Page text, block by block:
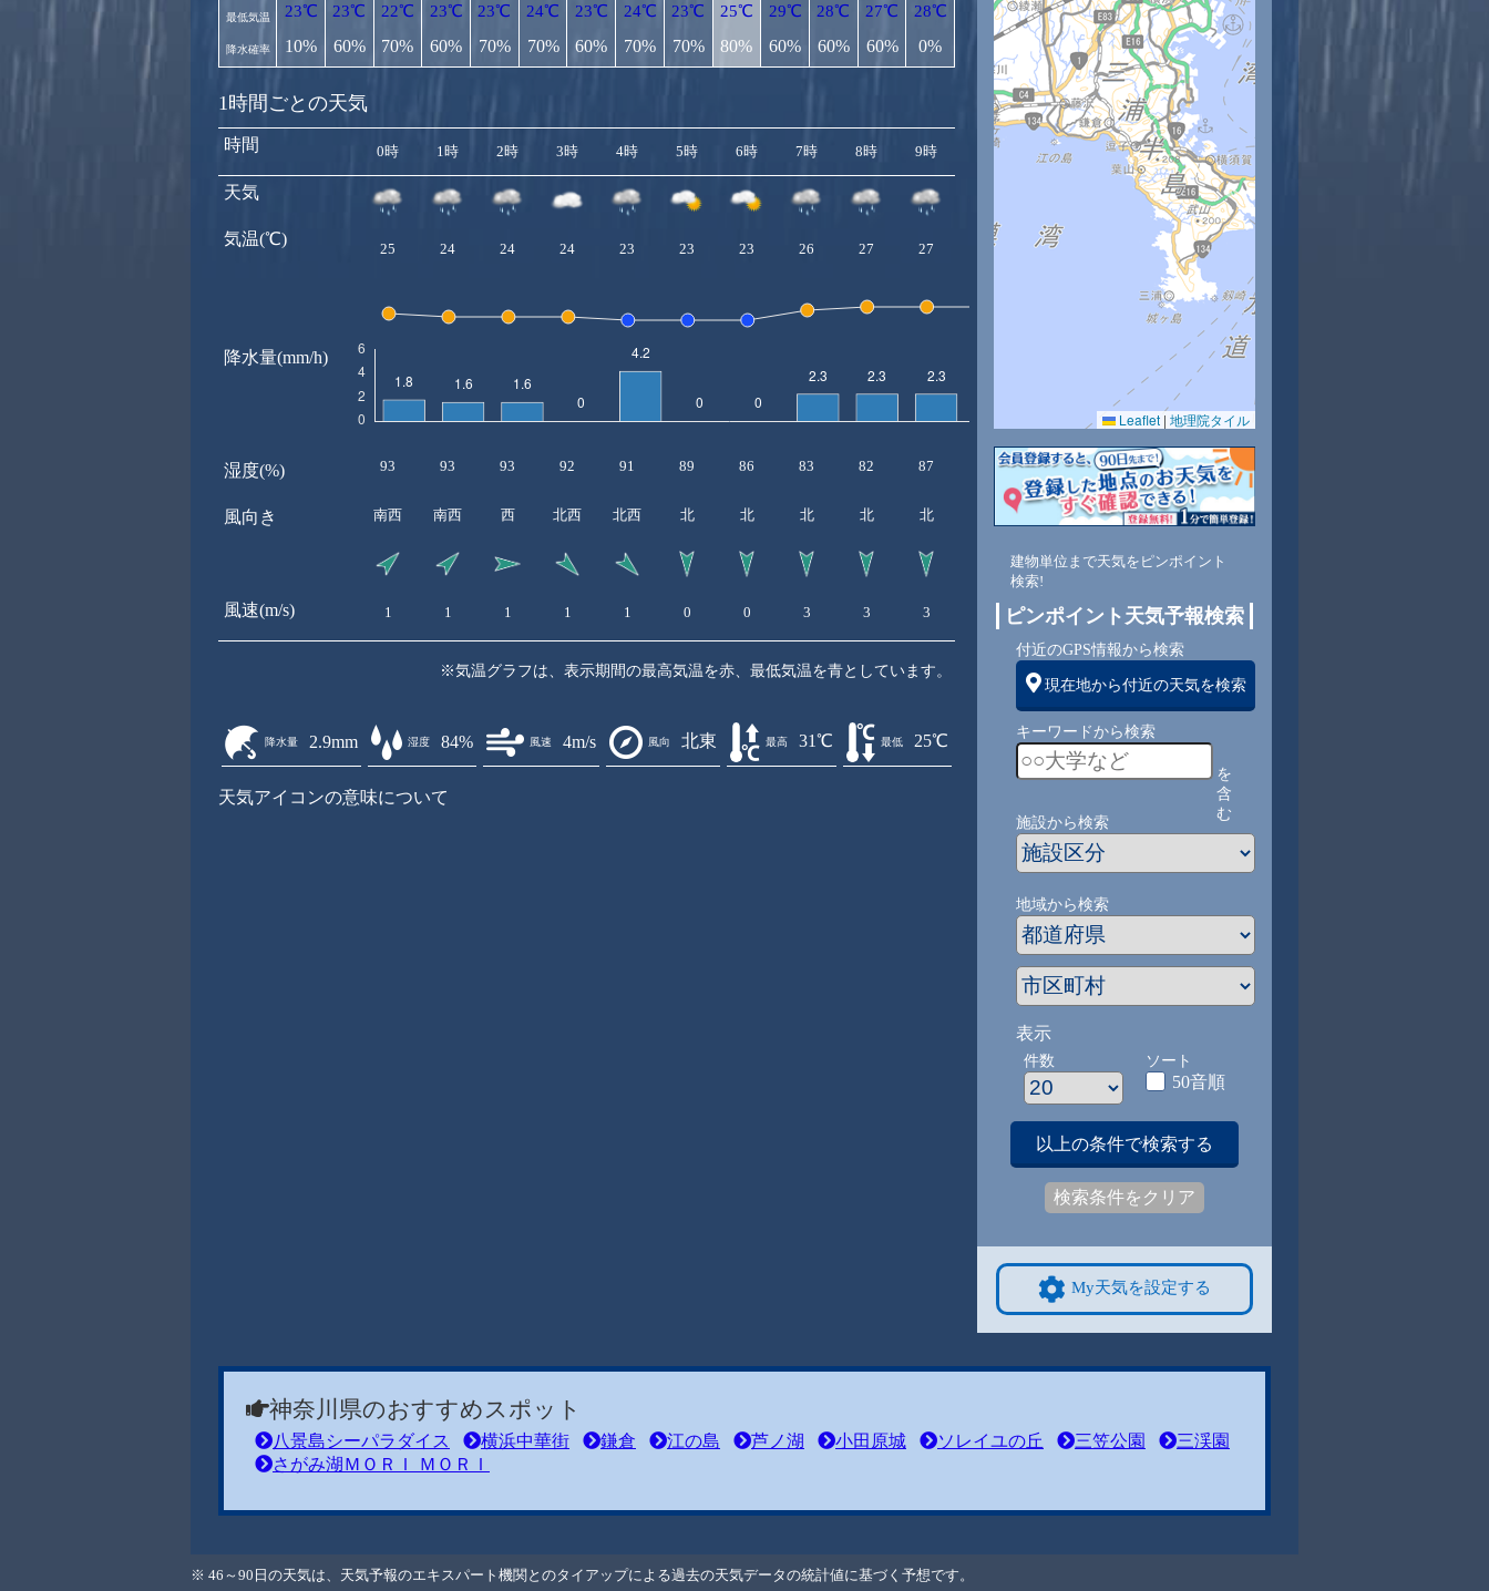
最低気温
降水確率
23℃
10%
23℃
60%
22℃
70%
23℃
60%
23℃
70%
24℃
70%
23℃
60%
24℃
70%
23℃
70%
25℃
80%
29℃
60%
28℃
60%
27℃
60%
28℃
0%
1時間ごとの天気
時間
天気
気温(℃)
降水量(mm/h)
湿度(%)
風向き
風速(m/s)
0時 1時 2時 3時 4時 5時 6時 7時 8時 9時 10時 11時 12時 13時 14時
25 24 24 24 23 23 23 26 27 27 28 29
93 93 93 92 91 89 86 83 82 87 84 86 84 82
南西 南西 西 北西 北西 北 北 北 北 北 北東 北東 北東
1 1 1 1 1 0 0 3 3 3 4 4 4 4
※気温グラフは、表示期間の最高気温を赤、最低気温を青としています。
降水量 2.9mm 湿度 84% 風速 4m/s 風向 北東 最高 31℃ 最低 25℃
天気アイコンの意味について
Leaflet | 地理院タイル
建物単位まで天気をピンポイント
検索!
ピンポイント天気予報検索
付近のGPS情報から検索
現在地から付近の天気を検索
キーワードから検索
を
含
む
施設から検索
地域から検索
表示
件数 ソート
50音順
以上の条件で検索する
検索条件をクリア
My天気を設定する
神奈川県のおすすめスポット
八景島シーパラダイス 横浜中華街 鎌倉 江の島 芦ノ湖 小田原城 ソレイユの丘 三笠公園
三渓園
さがみ湖ＭＯＲＩ ＭＯＲＩ
※ 46～90日の天気は、天気予報のエキスパート機関とのタイアップによる過去の天気データの統計値に基づく予想です。